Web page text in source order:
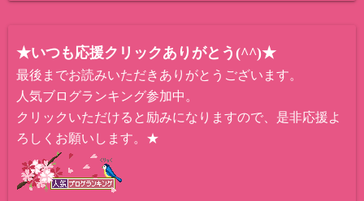
★いつも応援クリックありがとう(^^)★
最後までお読みいただきありがとうございます。
人気ブログランキング参加中。
クリックいただけると励みになりますので、是非応援よ
ろしくお願いします。★